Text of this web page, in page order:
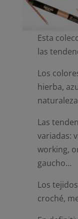
Esta
las
Los
hierba,
Las
variadas:
working,
gaucho…
Los
croché,